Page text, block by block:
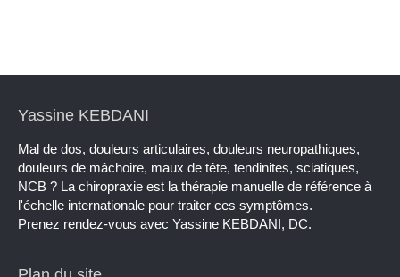
Yassine KEBDANI
Mal de dos, douleurs articulaires, douleurs neuropathiques,
douleurs de mâchoire, maux de tête, tendinites, sciatiques,
NCB ? La chiropraxie est la thérapie manuelle de référence à
l'échelle internationale pour traiter ces symptômes.
Prenez rendez-vous avec Yassine KEBDANI, DC.